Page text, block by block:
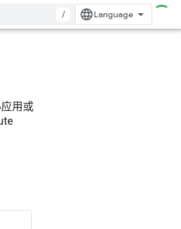
/
用或